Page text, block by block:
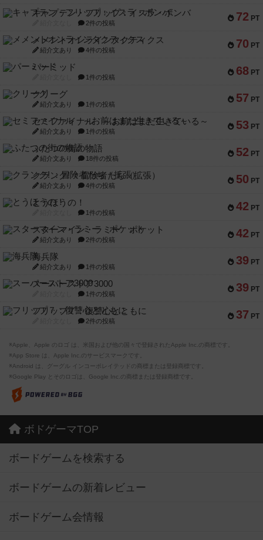
72 PT
キャプテン・フリップ：イスラ・ボンバ
2件の投稿
70 PT
メメントオンラインタクティクス
紹介文あり 4件の投稿
68 PT
パーミッド
1件の投稿
57 PT
クリーグ
紹介文あり 1件の投稿
53 PT
セミファイナル ～お前はまだ生きている～
紹介文あり 1件の投稿
52 PT
ふたつの街の物語
紹介文あり 18件の投稿
50 PT
クランク! ：冒険者たち（拡張）
紹介文あり 4件の投稿
42 PT
とうほうの！
1件の投稿
42 PT
スターマイン・ラミー ポケット
紹介文あり 2件の投稿
39 PT
海兵隊
紹介文あり 1件の投稿
39 PT
スーパーストア3000
1件の投稿
37 PT
フリップ７：復讐心とともに
2件の投稿
※Apple、Apple のロゴ は、米国および他の国々で登録されたApple Inc.の商標です。
※App Store は、Apple Inc.のサービスマークです。
※Android は、グーグル インコーポレイテッドの商標または登録商標です。
※Google Play とそのロゴは、Google Inc.の商標または登録商標です。
ボドゲーマTOP
ボードゲームを検索する
ボードゲームの新着レビュー
ボードゲーム会情報